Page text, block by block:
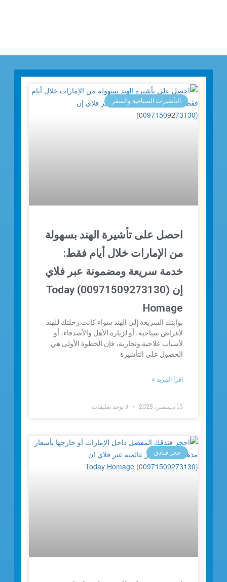
التأشيرات السياحية والسفر
احصل على تأشيرة الهند بسهولة
من الإمارات خلال أيام فقط:
خدمة سريعة ومضمونة عبر فلاي
إن (00971509273130) Today
Homage
بوابتك السريعة إلى الهند سواء كانت رحلتك للهند
لأغراض سياحية، أو لزيارة الأهل والأصدقاء، أو
لأسباب علاجية وتجارية، فإن الخطوة الأولى هي
الحصول على التأشيرة
اقرأ المزيد »
10 ديسمبر، 2025 لا توجد تعليقات
حجز فنادق